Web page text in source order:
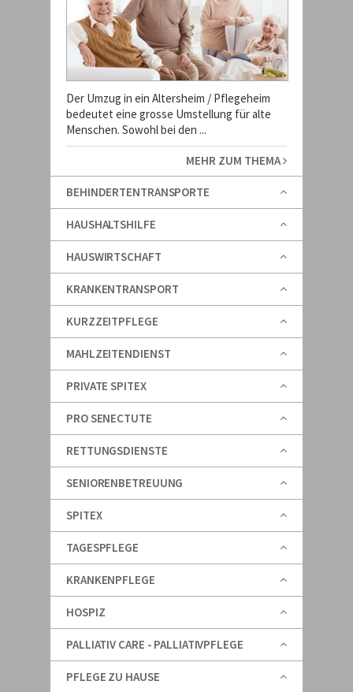
Der Umzug in ein Altersheim / Pflegeheim
bedeutet eine grosse Umstellung für alte
Menschen. Sowohl bei den ...
MEHR ZUM THEMA
BEHINDERTENTRANSPORTE
HAUSHALTSHILFE
HAUSWIRTSCHAFT
KRANKENTRANSPORT
KURZZEITPFLEGE
MAHLZEITENDIENST
PRIVATE SPITEX
PRO SENECTUTE
RETTUNGSDIENSTE
SENIORENBETREUUNG
SPITEX
TAGESPFLEGE
KRANKENPFLEGE
HOSPIZ
PALLIATIV CARE - PALLIATIVPFLEGE
PFLEGE ZU HAUSE